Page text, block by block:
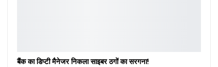
बैंक का डिप्टी मैनेजर निकला साइबर ठगों का सरगना!